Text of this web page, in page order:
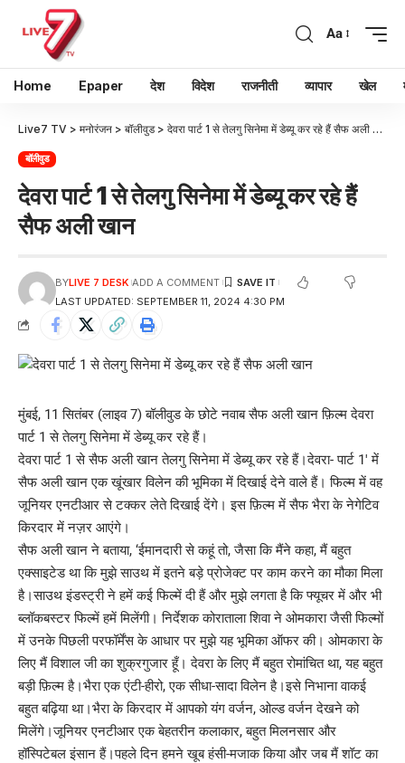
Aa
Home Epaper देश विदेश राजनीती व्यापार खेल
Live7 TV > मनोरंजन > बॉलीवुड> देवरा पार्ट 1 से तेलगु सिनेमा में डेब्यू कर रहे हैं सैफ अली खान
बॉलीवुड
देवरा पार्ट 1 से तेलगु सिनेमा में डेब्यू कर रहे हैं
सैफ अली खान
LAST UPDATED: SEPTEMBER 11, 2024 4:30 PM
BYLIVE 7 DESK ADD A COMMENT
मुंबई, 11 सितंबर (लाइव 7) बॉलीवुड के छोटे नवाब सैफ अली खान फ़िल्म देवरा
पार्ट 1 से तेलगु सिनेमा में डेब्यू कर रहे हैं।
देवरा पार्ट 1 से सैफ अली खान तेलगु सिनेमा में डेब्यू कर रहे हैं।देवरा- पार्ट 1′ में
सैफ अली खान एक खूंखार विलेन की भूमिका में दिखाई देने वाले हैं। फिल्म में वह
जूनियर एनटीआर से टक्कर लेते दिखाई देंगे। इस फ़िल्म में सैफ भैरा के नेगेटिव
किरदार में नज़र आएंगे।
सैफ अली खान ने बताया, ‘ईमानदारी से कहूं तो, जैसा कि मैंने कहा, मैं बहुत
एक्साइटेड था कि मुझे साउथ में इतने बड़े प्रोजेक्ट पर काम करने का मौका मिला
है।साउथ इंडस्ट्री ने हमें कई फिल्में दी हैं और मुझे लगता है कि फ्यूचर में और भी
ब्लॉकबस्टर फिल्में हमें मिलेंगी। निर्देशक कोराताला शिवा ने ओमकारा जैसी फिल्मों
में उनके पिछली परफॉर्मेंस के आधार पर मुझे यह भूमिका ऑफर की। ओमकारा के
लिए मैं विशाल जी का शुक्रगुजार हूँ। देवरा के लिए मैं बहुत रोमांचित था, यह बहुत
बड़ी फ़िल्म है।भैरा एक एंटी-हीरो, एक सीधा-सादा विलेन है।इसे निभाना वाकई
बहुत बढ़िया था।भैरा के किरदार में आपको यंग वर्जन, ओल्ड वर्जन देखने को
मिलेंगे।जूनियर एनटीआर एक बेहतरीन कलाकार, बहुत मिलनसार और
हॉस्पिटेबल इंसान हैं।पहले दिन हमने खूब हंसी-मजाक किया और जब मैं शॉट का